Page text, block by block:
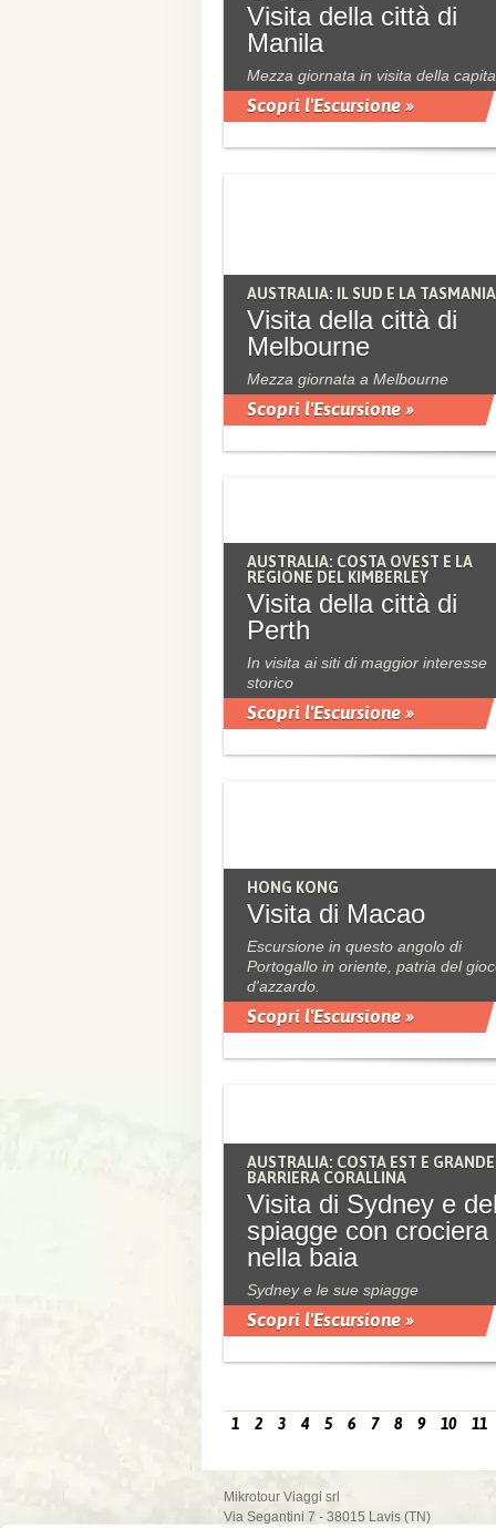
Visita della città di
Manila
Mezza giornata in visita della
Scopri l'Escursione »
AUSTRALIA: IL SUD E LA TASMANIA
Visita della città di
Melbourne
Mezza giornata a Melbourne
Scopri l'Escursione »
AUSTRALIA: COSTA OVEST E LA
REGIONE DEL KIMBERLEY
Visita della città di
Perth
In visita ai siti di maggior interesse
storico
Scopri l'Escursione »
HONG KONG
Visita di Macao
Escursione in questo angolo di
Portogallo in oriente, patria del
d'azzardo.
Scopri l'Escursione »
AUSTRALIA: COSTA EST E GRANDE
BARRIERA CORALLINA
Visita di Sydney e
spiagge con crociera
nella baia
Sydney e le sue spiagge
Scopri l'Escursione »
1 2 3 4 5 6 7 8 9 10 11
Mikrotour Viaggi srl
Via Segantini 7 - 38015 Lavis (TN)